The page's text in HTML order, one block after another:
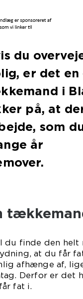
du
er det
i
på, at
som
år
du finde den
at du får
afhænge af,
Derfor er det